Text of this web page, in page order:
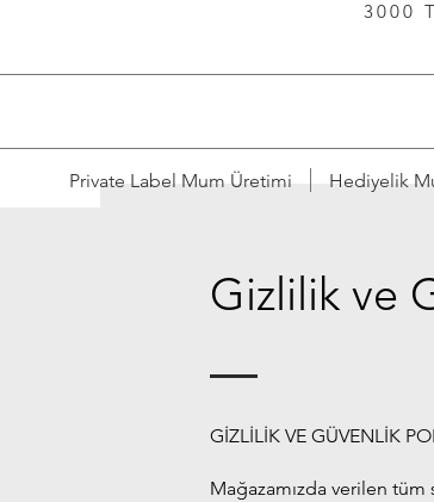
Private Label Mum Üretimi Hediyelik
3000
Gizlilik ve
GİZLİLİK VE GÜVENLİK
Mağazamızda verilen tüm